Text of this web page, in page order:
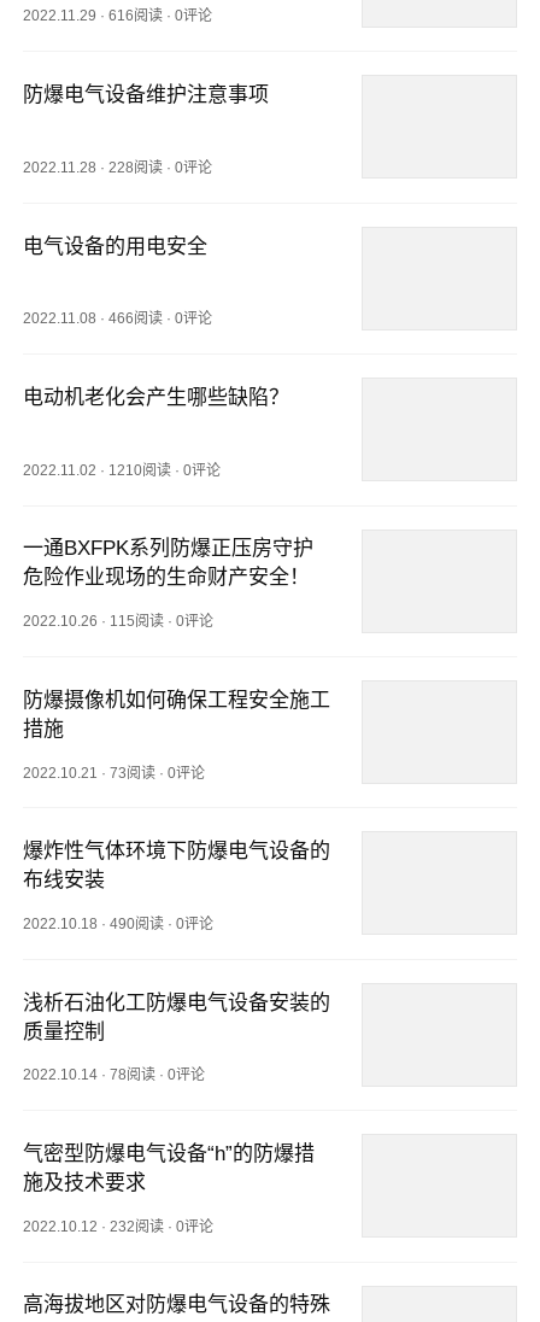
2022.11.29 ·616阅读 ·0评论
防爆电气设备维护注意事项
2022.11.28 ·228阅读 ·0评论
电气设备的用电安全
2022.11.08 ·466阅读 ·0评论
电动机老化会产生哪些缺陷？
2022.11.02 · 1210阅读 ·0评论
一通BXFPK系列防爆正压房守护
危险作业现场的生命财产安全！
2022.10.26 · 115阅读 ·0评论
防爆摄像机如何确保工程安全施工
措施
2022.10.21 ·73阅读 ·0评论
爆炸性气体环境下防爆电气设备的
布线安装
2022.10.18 ·490阅读 ·0评论
浅析石油化工防爆电气设备安装的
质量控制
2022.10.14 ·78阅读 ·0评论
气密型防爆电气设备“h”的防爆措
施及技术要求
2022.10.12 · 232阅读 ·0评论
高海拔地区对防爆电气设备的特殊